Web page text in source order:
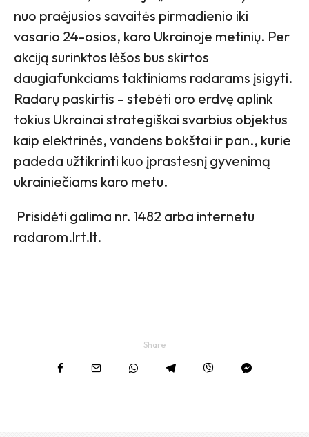
nuo praėjusios savaitės pirmadienio iki
vasario 24-osios, karo Ukrainoje metinių. Per
akciją surinktos lėšos bus skirtos
daugiafunkciams taktiniams radarams įsigyti.
Radarų paskirtis – stebėti oro erdvę aplink
tokius Ukrainai strategiškai svarbius objektus
kaip elektrinės, vandens bokštai ir pan., kurie
padeda užtikrinti kuo įprastesnį gyvenimą
ukrainiečiams karo metu.
Prisidėti galima nr. 1482 arba internetu
radarom.lrt.lt.
Share